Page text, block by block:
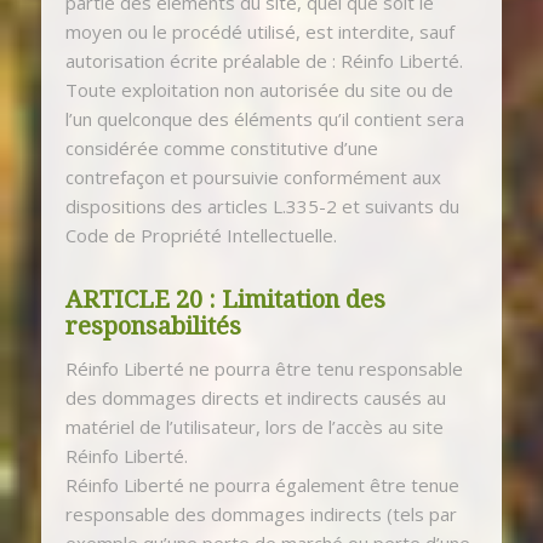
moyen ou le procédé utilisé, est interdite, sauf
autorisation écrite préalable de : Réinfo Liberté.
Toute exploitation non autorisée du site ou de
l’un quelconque des éléments qu’il contient sera
considérée comme constitutive d’une
contrefaçon et poursuivie conformément aux
dispositions des articles L.335-2 et suivants du
Code de Propriété Intellectuelle.
ARTICLE 20 : Limitation des
responsabilités
Réinfo Liberté ne pourra être tenu responsable
des dommages directs et indirects causés au
matériel de l’utilisateur, lors de l’accès au site
Réinfo Liberté.
Réinfo Liberté ne pourra également être tenue
responsable des dommages indirects (tels par